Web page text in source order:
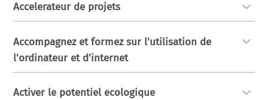
Accelerateur de projets
Accompagnez et formez sur l'utilisation de
l'ordinateur et d'internet
Activer le potentiel ecologique